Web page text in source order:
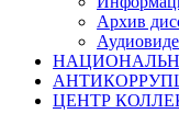
Архив
ЦЕНТР